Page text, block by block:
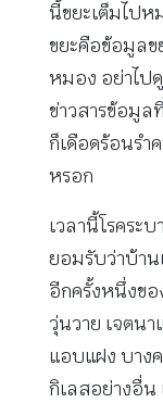
นี้ขยะเต็มไปห
ขยะคือข้อมูลข
หมอง อย่าไป
ข่าวสารข้อมูล
ก็เดือดร้อนรำ
หรอก
เวลานี้โรคระ
ยอมรับว่าบ้า
อีกครั้งหนึ่งข
วุ่นวาย เจตน
แอบแฝง บาง
กิเลสอย่างอื่น